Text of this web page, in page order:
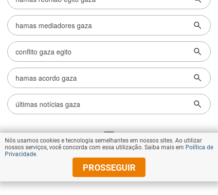
VOLTAR AO TOPO
© Copyright 2026 Diários Associados
Nós usamos cookies e tecnologia semelhantes em nossos sites. Ao utilizar
nossos serviços, você concorda com essa utilização. Saiba mais em Política de
Privacidade.
PROSSEGUIR